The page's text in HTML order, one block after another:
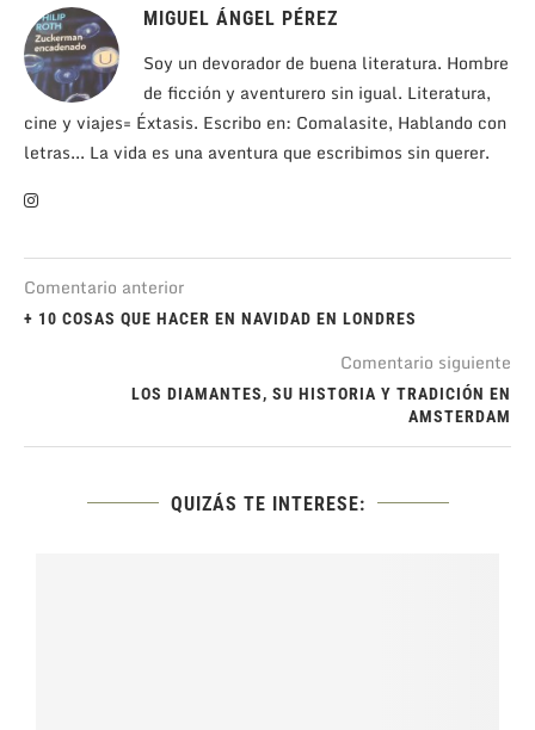
MIGUEL ÁNGEL PÉREZ
Soy un devorador de buena literatura. Hombre
de ficción y aventurero sin igual. Literatura,
cine y viajes= Éxtasis. Escribo en: Comalasite, Hablando con
letras... La vida es una aventura que escribimos sin querer.
Comentario anterior
+ 10 COSAS QUE HACER EN NAVIDAD EN LONDRES
Comentario siguiente
LOS DIAMANTES, SU HISTORIA Y TRADICIÓN EN
AMSTERDAM
QUIZÁS TE INTERESE: